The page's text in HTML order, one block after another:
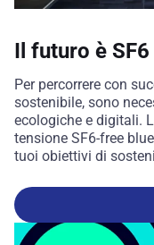
Il futuro è
Per percorrere con
sostenibile, sono
ecologiche e digitali.
tensione SF6-free
tuoi obiettivi di